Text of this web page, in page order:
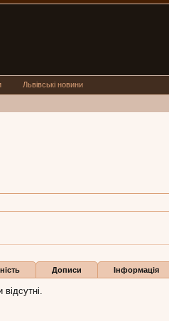
Дописи Інформація
Львівські новини